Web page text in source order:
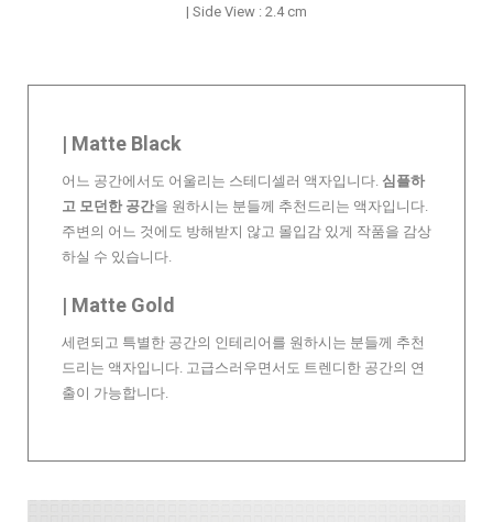
| Side View : 2.4 cm
| Matte Black
어느 공간에서도 어울리는 스테디셀러 액자입니다. 심플하
고 모던한 공간을 원하시는 분들께 추천드리는 액자입니다.
주변의 어느 것에도 방해받지 않고 몰입감 있게 작품을 감상
하실 수 있습니다.
| Matte Gold
세련되고 특별한 공간의 인테리어를 원하시는 분들께 추천
드리는 액자입니다. 고급스러우면서도 트렌디한 공간의 연
출이 가능합니다.